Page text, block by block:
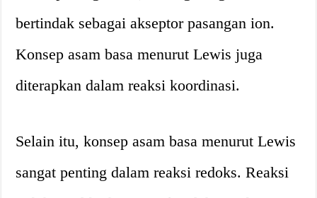
bertindak sebagai akseptor pasangan ion.
Konsep asam basa menurut Lewis juga
diterapkan dalam reaksi koordinasi.
Selain itu, konsep asam basa menurut Lewis
sangat penting dalam reaksi redoks. Reaksi